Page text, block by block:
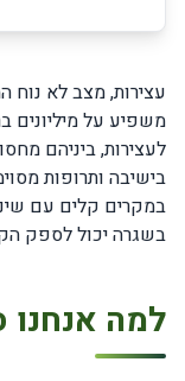
עצירות, מצב לא נוח
משפיע על מיליונים
לעצירות, ביניהם
בישיבה ותרופות
במקרים קלים עם
בשגרה יכול לספק
למה אנחנו